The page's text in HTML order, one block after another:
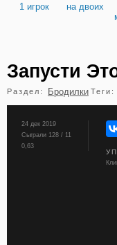
1 игрок на двоих
бильярд карты
Запусти
Раздел: Бродилки Теги:
24 дек 2019
Сыграли 128 / 11
0,63